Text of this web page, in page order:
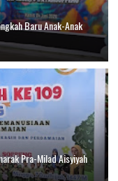
Baru Anak-Anak
Pra-Milad Aisyiyah